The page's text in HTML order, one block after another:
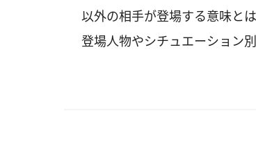
以外の相手が登場する意味と
登場人物やシチュエーション別